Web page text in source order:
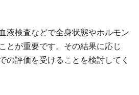
液検査などで全身状態やホルモン
とが重要です。その結果に応じ
の評価を受けることを検討してく